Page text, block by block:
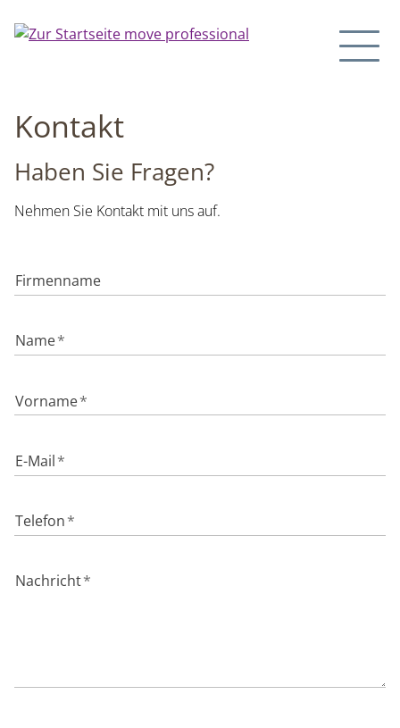
Kontakt
Haben Sie Fragen?
Nehmen Sie Kontakt mit uns auf.
Firmenname
Name*
Vorname*
E-Mail*
Telefon*
Nachricht*